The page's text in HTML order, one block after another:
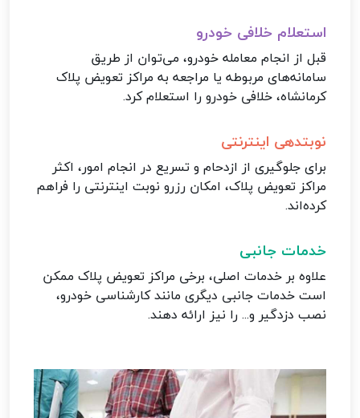
استعلام خلافی خودرو
قبل از انجام معامله خودرو، می‌توان از طریق
سامانه‌های مربوطه یا مراجعه به مراکز تعویض پلاک
کرمانشاه، خلافی خودرو را استعلام کرد.
نوبتدهی اینترنتی
برای جلوگیری از ازدحام و تسریع در انجام امور، اکثر
مراکز تعویض پلاک، امکان رزرو نوبت اینترنتی را فراهم
کرده‌اند.
خدمات جانبی
علاوه بر خدمات اصلی، برخی مراکز تعویض پلاک ممکن
است خدمات جانبی دیگری مانند کارشناسی خودرو،
نصب دزدگیر و... را نیز ارائه دهند.